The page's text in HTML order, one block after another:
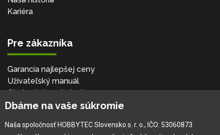
Kariéra
Pre zákazníka
Garancia najlepšej ceny
Užívateľský manuál
Obchodné podmienky
Zákazník & partner
Novinky
Dbáme na vaše súkromie
Naša spoločnosť HOBBYTEC Slovensko s. r. o., IČO: 53060873